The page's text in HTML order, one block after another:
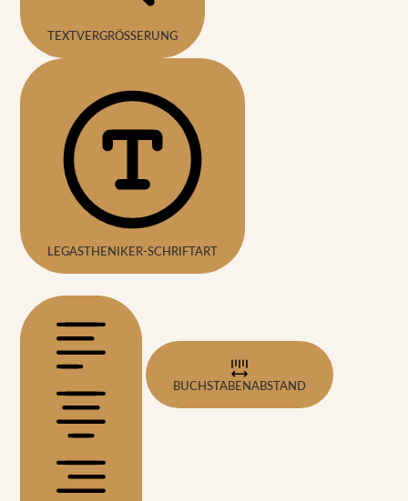
TEXTVERGRÖSSERUNG
LEGASTHENIKER-SCHRIFTART
BUCHSTABENABSTAND